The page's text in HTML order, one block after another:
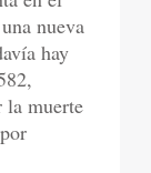
nueva
hay
la muerte